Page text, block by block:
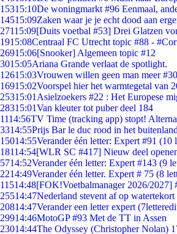
15315:10De woningmarkt #96 Eenmaal,
14515:09Zaken waar je je echt dood aan
27115:09[Duits voetbal #53] Drei Glatzen
1915:08Centraal FC Utrecht topic #88 -
26915:06[Snooker] Algemeen topic #12
3015:05Ariana Grande verlaat de spotlight.
12615:03Vrouwen willen geen man meer #30
16915:02Voorspel hier het warmtegetal van
25315:01 Asielzoekers #22 : Het Europese
28315:01Van kleuter tot puber deel 184
1114:56TV Time (tracking app) stopt!
3314:55Prijs Bar le duc rood in het buitenland
15014:55Verander één letter: Expert #91 (10
18114:54[WLR SC #417] Nieuw deel
5714:52Verander één letter: Expert #143 (9
2214:49Verander één letter. Expert # 75 (8
11514:48[FOK!Voetbalmanager 2026/2027]
25514:47Nederland stevent af op watertekort
20814:47Verander een letter expert
29914:46MotoGP #93 Met de TT in Assen
23014:44The Odyssey (Christopher Nolan)